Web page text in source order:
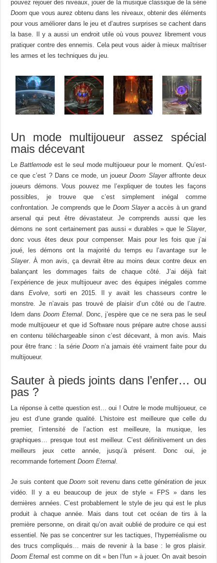
pouvez rejouer des niveaux, jouer de la musique classique de la série
Doom que vous aurez obtenu dans les niveaux, obtenir des éléments
pour vous améliorer dans le jeu et d’autres surprises se cachent dans
la base. Il y a aussi un endroit utile où vous pouvez librement vous
pratiquer contre des ennemis. Cela peut vous aider à mieux maîtriser
les armes et les techniques du jeu.
Un mode multijoueur assez spécial
mais décevant
LeBattlemode est le seul mode multijoueur pour le moment. Qu’est-
ce que c’est ? Dans ce mode, un joueurDoom Slayeraffronte deux
joueurs démons. Vous pouvez me l’expliquer de toutes les façons
possibles, je trouve que c’est simplement inégal comme
confrontation. Je comprends que le Doom Slayera accès à un grand
arsenal qui peut être dévastateur. Je comprends aussi que les
démons ne sont certainement pas aussi « durables » que le Slayer,
donc vous êtes deux pour compenser. Mais pour les fois que j’ai
joué, les démons ont la majorité du temps eu l’avantage sur le
Slayer. À mon avis, ça devrait être au moins deux contre deux en
balançant les dommages faits de chaque côté. J’ai déjà fait
l’expérience de jeux multijoueur avec des équipes inégales comme
dans Evolve, sorti en 2015. Il y avait les chasseurs contre le
monstre. Je n’avais pas trouvé de plaisir d’un côté ou de l’autre.
Idem dansDoom Eternal. Donc, j’espère que ce ne sera pas le seul
mode multijoueur et que id Software nous prépare autre chose aussi
en contenu téléchargeable sinon c’est décevant, à mon avis. Mais
pour être franc : la sérieDoom n’a jamais été vraiment faite pour du
multijoueur.
Sauter à pieds joints dans l’enfer… ou
pas ?
La réponse à cette question est… oui ! Outre le mode multijoueur, ce
jeu est d’une grande qualité. L’histoire est meilleure que celle du
premier, l’intensité de l’action est meilleure, la musique, les
graphiques… presque tout est meilleur. C’est définitivement un des
meilleurs jeux cette année, jusqu’à présent. Donc oui, je
recommande fortementDoom Eternal.
Je suis content queDoom soit revenu dans cette génération de jeux
vidéo. Il y a eu beaucoup de jeux de style « FPS » dans les
dernières années. C’est probablement le style de jeu qui est le plus
produit à chaque année. Mais dans tout cet océan de tirs à la
première personne, on dirait qu’on avait oublié de produire ce qui est
essentiel. Ne pas se concentrer sur les tactiques, l’hyperréalisme ou
des trucs compliqués… mais de revenir à la base : le gros plaisir.
Doom Eternal est comme on dit « ben l’fun » à jouer. On avait besoin